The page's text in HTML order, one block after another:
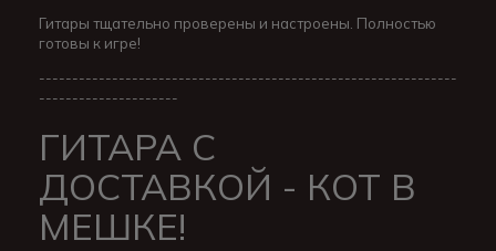
Гитары тщательно проверены и настроены. Полностью
готовы к игре!
---------------------------------------------------------------
---------------------
ГИТАРА С
ДОСТАВКОЙ - КОТ В
МЕШКЕ!